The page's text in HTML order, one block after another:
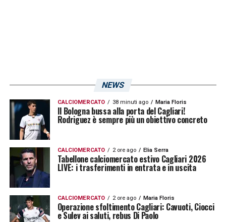
NEWS
CALCIOMERCATO 38 minuti ago Maria Floris
Il Bologna bussa alla porta del Cagliari!
Rodriguez è sempre più un obiettivo concreto
CALCIOMERCATO 2 ore ago Elia Serra
Tabellone calciomercato estivo Cagliari 2026
LIVE: i trasferimenti in entrata e in uscita
CALCIOMERCATO 2 ore ago Maria Floris
Operazione sfoltimento Cagliari: Cavuoti, Ciocci
e Sulev ai saluti, rebus Di Paolo